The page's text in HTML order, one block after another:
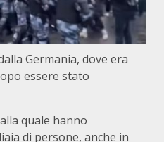
Germania, dove era
essere stato
quale hanno
di persone, anche in